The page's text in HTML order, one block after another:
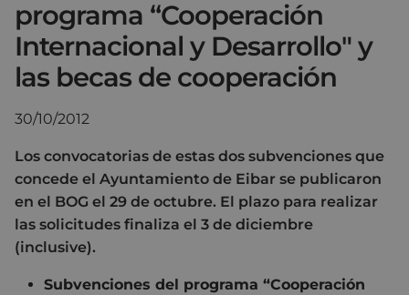
programa “Cooperación
Internacional y Desarrollo" y
las becas de cooperación
30/10/2012
Los convocatorias de estas dos subvenciones que
concede el Ayuntamiento de Eibar se publicaron
en el BOG el 29 de octubre. El plazo para realizar
las solicitudes finaliza el 3 de diciembre
(inclusive).
Subvenciones del programa “Cooperación